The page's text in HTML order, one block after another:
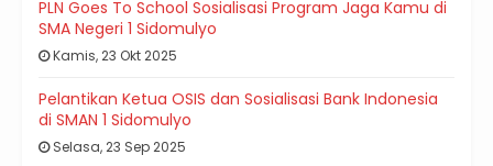
PLN Goes To School Sosialisasi Program Jaga Kamu di
SMA Negeri 1 Sidomulyo
Kamis, 23 Okt 2025
Pelantikan Ketua OSIS dan Sosialisasi Bank Indonesia
di SMAN 1 Sidomulyo
Selasa, 23 Sep 2025